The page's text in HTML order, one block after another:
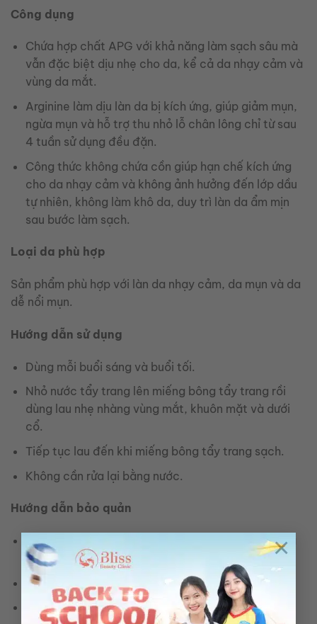
×
Công dụng
Chứa hợp chất APG với khả năng làm sạch sâu mà
vẫn đặc biệt dịu nhẹ cho da, kể cả da nhạy cảm và
vùng da mắt.
Arginine làm dịu làn da bị kích ứng, giúp giảm mụn,
ngừa mụn và hỗ trợ thu nhỏ lỗ chân lông chỉ từ sau
4 tuần sử dụng đều đặn.
Công thức không chứa cồn giúp hạn chế kích ứng
cho da nhạy cảm và không ảnh hưởng đến lớp dầu
tự nhiên, không làm khô da, duy trì làn da ẩm mịn
sau bước làm sạch.
Loại da phù hợp
Sản phẩm phù hợp với làn da nhạy cảm, da mụn và da
dễ nổi mụn.
Hướng dẫn sử dụng
Dùng mỗi buổi sáng và buổi tối.
Nhỏ nước tẩy trang lên miếng bông tẩy trang rồi
dùng lau nhẹ nhàng vùng mắt, khuôn mặt và dưới
cổ.
Tiếp tục lau đến khi miếng bông tẩy trang sạch.
Không cần rửa lại bằng nước.
Hướng dẫn bảo quản
Bảo quản nơi khô ráo, thoáng mát, tránh ánh nắng
trực tiếp.
Tránh xa tầm tay trẻ em.
Đậy nắp kín sau khi sử dụng.